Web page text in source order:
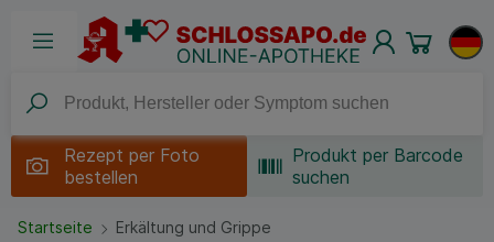
Rezept per Foto
bestellen
Produkt per Barcode
suchen
Startseite Erkältung und Grippe